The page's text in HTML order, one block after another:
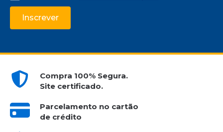
Inscrever
Compra 100% Segura.
Site certificado.
Parcelamento no cartão
de crédito